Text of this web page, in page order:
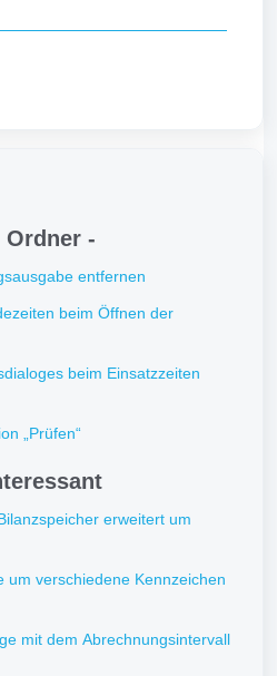
-
entfernen
beim Öffnen der
beim Einsatzzeiten
„Prüfen“
erweitert um
um verschiedene Kennzeichen
mit dem Abrechnungsintervall